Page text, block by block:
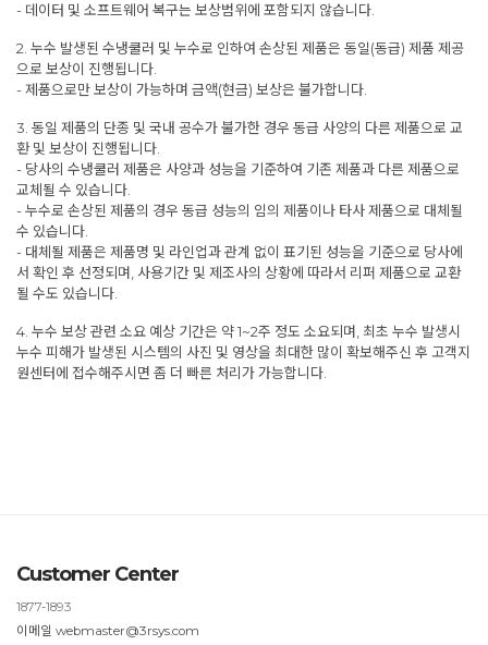
- 데이터 및 소프트웨어 복구는 보상범위에 포함되지 않습니다.
2. 누수 발생된 수냉쿨러 및 누수로 인하여 손상된 제품은 동일(동급) 제품 제공
으로 보상이 진행됩니다.
- 제품으로만 보상이 가능하며 금액(현금) 보상은 불가합니다.
3. 동일 제품의 단종 및 국내 공수가 불가한 경우 동급 사양의 다른 제품으로 교
환 및 보상이 진행됩니다.
- 당사의 수냉쿨러 제품은 사양과 성능을 기준하여 기존 제품과 다른 제품으로
교체될 수 있습니다.
- 누수로 손상된 제품의 경우 동급 성능의 임의 제품이나 타사 제품으로 대체될
수 있습니다.
- 대체될 제품은 제품명 및 라인업과 관계 없이 표기된 성능을 기준으로 당사에
서 확인 후 선정되며, 사용기간 및 제조사의 상황에 따라서 리퍼 제품으로 교환
될 수도 있습니다.
4. 누수 보상 관련 소요 예상 기간은 약 1~2주 정도 소요되며, 최초 누수 발생시
누수 피해가 발생된 시스템의 사진 및 영상을 최대한 많이 확보해주신 후 고객지
원센터에 접수해주시면 좀 더 빠른 처리가 가능합니다.
Customer Center
1877-1893
이메일 webmaster@3rsys.com